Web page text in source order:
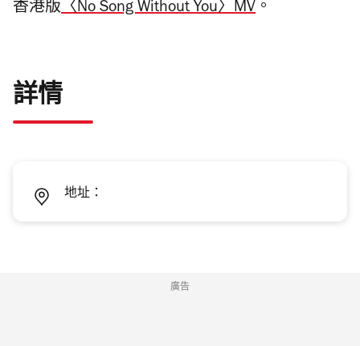
香港版〈No Song Without You〉MV 。
詳情
地址：
廣告